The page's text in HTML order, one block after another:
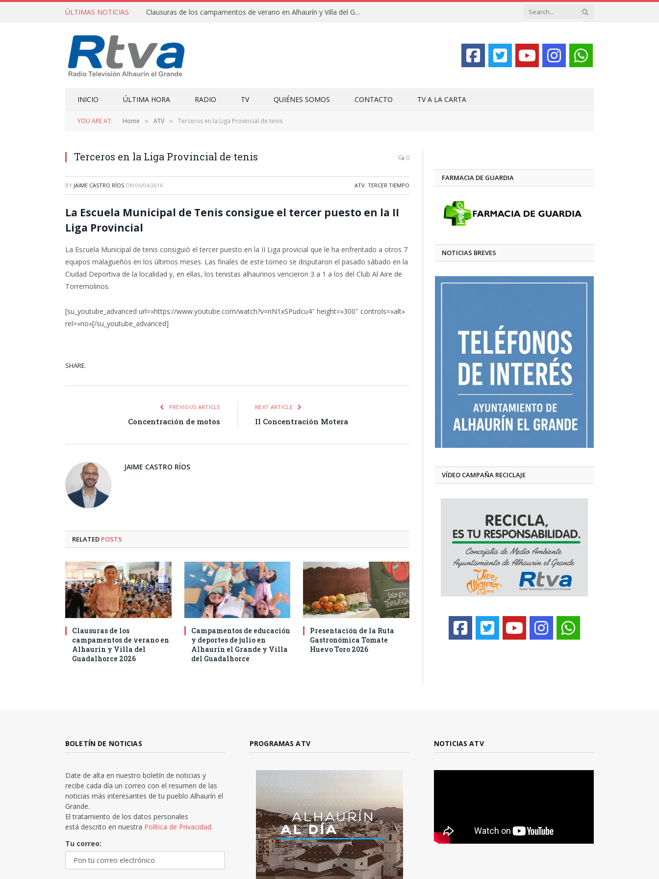
ÚLTIMAS NOTICIAS Clausuras de los campamentos de verano en Alhaurín y Villa del Guadalhorce 2026
INICIO ÚLTIMA HORA RADIO TV QUIÉNES SOMOS CONTACTO TV A LA CARTA
YOU ARE AT: Home » ATV » Terceros en la Liga Provincial de tenis
Terceros en la Liga Provincial de tenis 0
BY JAIME CASTRO RÍOS ON 06/04/2016 ATV, TERCER TIEMPO
La Escuela Municipal de Tenis consigue el tercer puesto en la II
Liga Provincial
La Escuela Municipal de tenis consiguió el tercer puesto en la II Liga provicial que le ha enfrentado a otros 7
equipos malagueños en los últimos meses. Las finales de este torneo se disputaron el pasado sábado en la
Ciudad Deportiva de la localidad y, en ellas, los tenistas alhaurinos vencieron 3 a 1 a los del Club Al Aire de
Torremolinos.
[su_youtube_advanced url=»https://www.youtube.com/watch?v=nN1xSPudcu4″ height=»300″ controls=»alt»
rel=»no»[/su_youtube_advanced]
SHARE.
PREVIOUS ARTICLE
Concentración de motos
NEXT ARTICLE
II Concentración Motera
JAIME CASTRO RÍOS
RELATED POSTS
Clausuras de los
campamentos de verano en
Alhaurín y Villa del
Guadalhorce 2026
Campamentos de educación
y deportes de julio en
Alhaurín el Grande y Villa
del Guadalhorce
Presentación de la Ruta
Gastronómica Tomate
Huevo Toro 2026
FARMACIA DE GUARDIA
NOTICIAS BREVES
VÍDEO CAMPAÑA RECICLAJE
BOLETÍN DE NOTICIAS
Date de alta en nuestro boletín de noticias y
recibe cada día un correo con el resumen de las
noticias más interesantes de tu pueblo Alhaurín el
Grande.
El tratamiento de los datos personales
está descrito en nuestra Política de Privacidad.
Tu correo:
PROGRAMAS ATV NOTICIAS ATV